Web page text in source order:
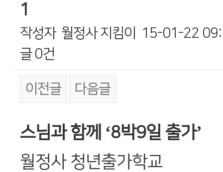
1
작성자 월정사 지킴이
15-01-22
글 0건
이전글 다음글
본문
스님과 함께 ‘8박9일 출가’
월정사 청년출가학교